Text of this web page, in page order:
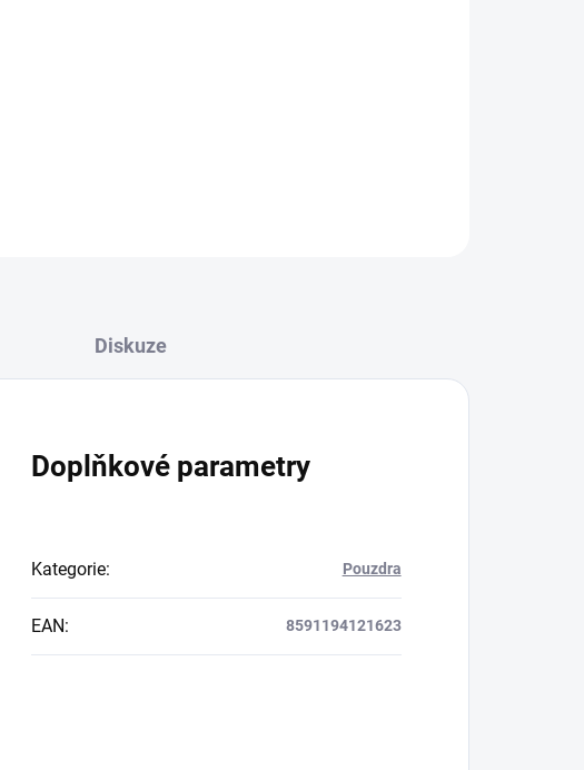
Diskuze
Doplňkové parametry
Kategorie: Pouzdra
EAN: 8591194121623